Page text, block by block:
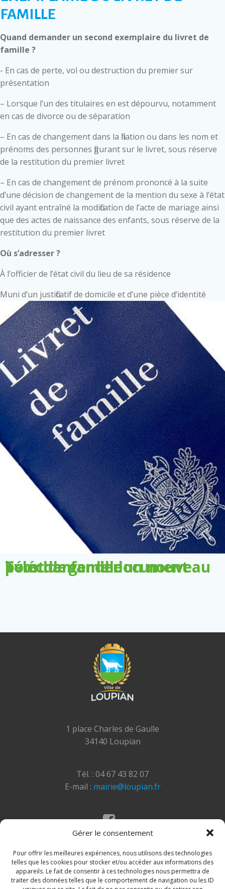
Gérer le consentement
Pour offrir les meilleures expériences, nous utilisons des technologies
telles que les cookies pour stocker et/ou accéder aux informations des
appareils. Le fait de consentir à ces technologies nous permettra de
traiter des données telles que le comportement de navigation ou les ID
FAMILLE
Quand demander un second exemplaire du livret de
famille ?
- En cas de perte, vol ou destruction du premier sur
présentation
– Lorsque l’un des titulaires en est dépourvu, notamment
en cas de divorce ou de séparation
– En cas de changement dans la filiation ou dans les nom et
prénoms des personnes figurant sur le livret, sous réserve
de la restitution du premier livret
– En cas de changement de prénom prononcé à la suite
d’une décision de changement de la mention du sexe à l’état
civil ayant entraîné la modification de l’acte de mariage ainsi
que des actes de naissance des enfants, sous réserve de la
restitution du premier livret
Où s’adresser ?
À l’officier de l’état civil du lieu de sa résidence
Muni d’un justificatif de domicile et d’une pièce d’identité
Télécharger le document pour demander un nouveau livret de famille
1 place Charles de Gaulle
34140 Loupian
Tél. : 04 67 43 82 07
E-mail : mairie@loupian.fr